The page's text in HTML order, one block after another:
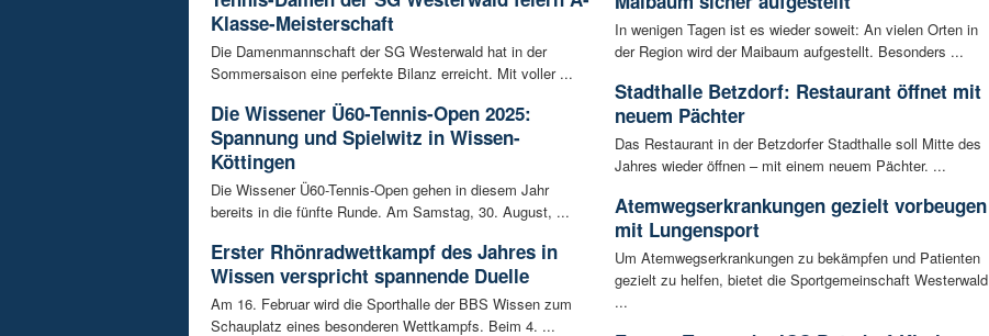
Klasse-Meisterschaft
Die Damenmannschaft der SG Westerwald hat in der
Sommersaison eine perfekte Bilanz erreicht. Mit voller ...
Die Wissener Ü60-Tennis-Open 2025:
Spannung und Spielwitz in Wissen-
Köttingen
Die Wissener Ü60-Tennis-Open gehen in diesem Jahr
bereits in die fünfte Runde. Am Samstag, 30. August, ...
Erster Rhönradwettkampf des Jahres in
Wissen verspricht spannende Duelle
Am 16. Februar wird die Sporthalle der BBS Wissen zum
Schauplatz eines besonderen Wettkampfs. Beim 4. ...
In wenigen Tagen ist es wieder soweit: An vielen Orten in
der Region wird der Maibaum aufgestellt. Besonders ...
Stadthalle Betzdorf: Restaurant öffnet mit
neuem Pächter
Das Restaurant in der Betzdorfer Stadthalle soll Mitte des
Jahres wieder öffnen – mit einem neuem Pächter. ...
Atemwegserkrankungen gezielt vorbeugen
mit Lungensport
Um Atemwegserkrankungen zu bekämpfen und Patienten
gezielt zu helfen, bietet die Sportgemeinschaft Westerwald
...